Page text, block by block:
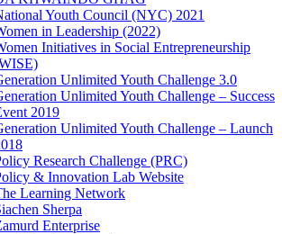
Youth Council (NYC) 2021
in Leadership (2022)
Initiatives in Social Entrepreneurship
Unlimited Youth Challenge 3.0
Unlimited Youth Challenge – Success
2019
Unlimited Youth Challenge – Launch
Research Challenge (PRC)
& Innovation Lab Website
Learning Network
Sherpa
Enterprise